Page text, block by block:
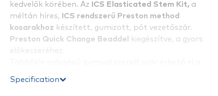
kedvelők körében. Az
ICS Elasticated Stem Kit, a
méltán híres,
ICS rendszerű Preston method
kosarakhoz készített, gumizott, pót vezetőszár.
Preston Quick Change Beaddel
kiegészítve, a gyors
előkecseréhez.
LONG (85 mm-es hosszúság)
Specification